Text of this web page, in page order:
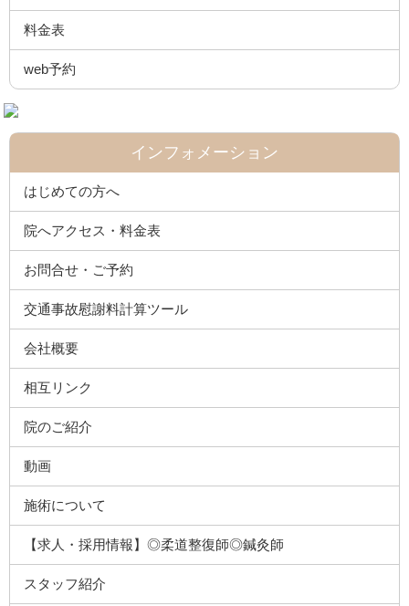
料金表
web予約
インフォメーション
はじめての方へ
院へアクセス・料金表
お問合せ・ご予約
交通事故慰謝料計算ツール
会社概要
相互リンク
院のご紹介
動画
施術について
【求人・採用情報】◎柔道整復師◎鍼灸師
スタッフ紹介